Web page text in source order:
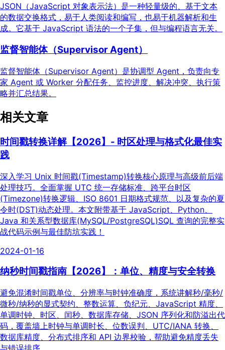
JSON（JavaScript 对象表示法）是一种轻量级的、基于文本
的数据交换格式，易于人类阅读和编写，也易于机器解析和生
成。它基于 JavaScript 语法的一个子集，但与编程语言无关。
监督智能体（Supervisor Agent）
监督智能体（Supervisor Agent）是协调型 Agent，负责向专
家 Agent 或 Worker 分配任务、监控进度、解决冲突、执行策
略并汇总结果。
相关文章
时间戳转换详解【2026】- 时区处理与格式化最佳实
践
深入学习 Unix 时间戳(Timestamp)转换核心原理与高级前后端
处理技巧。全面掌握 UTC 统一存储标准、跨平台时区
(Timezone)转换逻辑、ISO 8601 日期格式规范、以及复杂的夏
令时(DST)动态处理。本文附带基于 JavaScript、Python、
Java 和关系型数据库(MySQL/PostgreSQL)SQL 查询的完整实
战代码示例与最佳防坑实践！
2024-01-16
纳秒时间戳指南【2026】：单位、精度与安全转换
避免混淆时间戳单位、分辨率与时钟准确度，系统讲解秒/毫秒/
微秒/纳秒的显式契约、整数运算、负纪元、JavaScript 精度、
单调时钟、时区、闰秒、数据库存储、JSON 序列化和防溢出代
码，覆盖墙上时钟与单调时长、位数误判、UTC/IANA 转换、
数据库精度、分布式排序和 API 边界校验，帮助避免精度丢失
与错误排序。